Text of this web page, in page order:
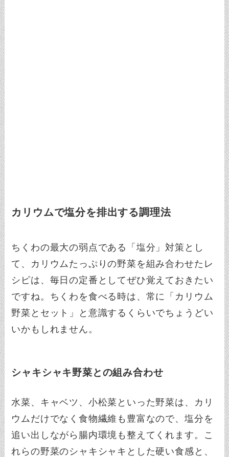
カリウムで塩分を排出する調理法
ちくわの最大の弱点である「塩分」対策とし
て、カリウムたっぷりの野菜を組み合わせたレ
シピは、毎日の定番としてぜひ覚えておきたい
ですね。ちくわを食べる時は、常に「カリウム
野菜とセット」と意識するくらいでちょうどい
いかもしれません。
シャキシャキ野菜との組み合わせ
水菜、キャベツ、小松菜といった野菜は、カリ
ウムだけでなく食物繊維も豊富なので、塩分を
追い出しながら腸内環境も整えてくれます。こ
れらの野菜のシャキシャキとした硬い食感と、